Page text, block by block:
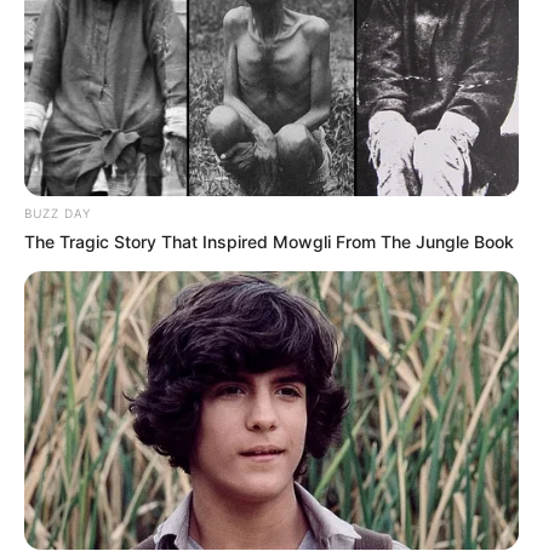
BUZZ DAY
The Tragic Story That Inspired Mowgli From The Jungle Book